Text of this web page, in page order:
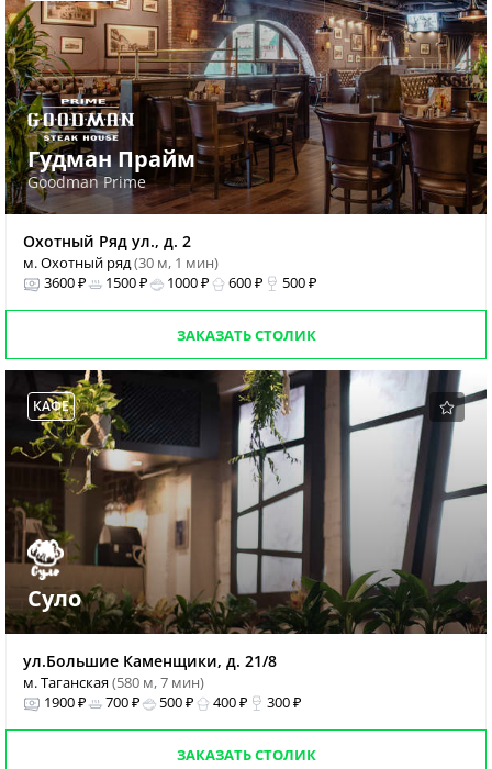
Гудман Прайм
Goodman Prime
Охотный Ряд ул., д. 2
м. Охотный ряд(30 м, 1 мин)
3600 ₽
1500 ₽ 1000 ₽ 600 ₽ 500 ₽
ЗАКАЗАТЬ СТОЛИК
КАФЕ
Суло
ул.Большие Каменщики, д. 21/8
м. Таганская(580 м, 7 мин)
1900 ₽
700 ₽ 500 ₽ 400 ₽ 300 ₽
ЗАКАЗАТЬ СТОЛИК